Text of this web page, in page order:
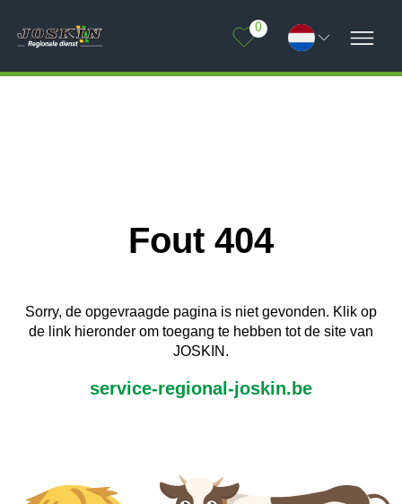
0
Fout 404
Sorry, de opgevraagde pagina is niet gevonden. Klik op
de link hieronder om toegang te hebben tot de site van
JOSKIN.
service-regional-joskin.be